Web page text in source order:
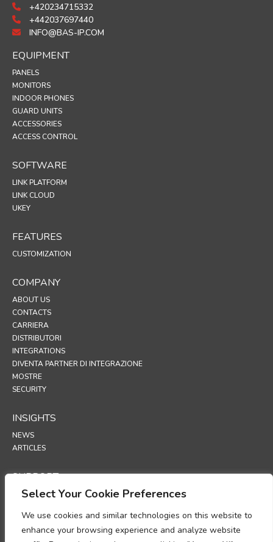
Select Your Cookie Preferences
We use cookies and similar technologies on this website to
enhance your browsing experience and analyze website
+420234715332
+442037697440
INFO@BAS-IP.COM
EQUIPMENT
PANELS
MONITORS
INDOOR PHONES
GUARD UNITS
ACCESSORIES
ACCESS CONTROL
SOFTWARE
LINK PLATFORM
LINK CLOUD
UKEY
FEATURES
CUSTOMIZATION
COMPANY
ABOUT US
CONTACTS
CARRIERA
DISTRIBUTORI
INTEGRATIONS
DIVENTA PARTNER DI INTEGRAZIONE
MOSTRE
SECURITY
INSIGHTS
NEWS
ARTICLES
SUPPORT
TECHNICAL PORTAL
POLICIES
POLITICA SULLA RISERVATEZZA